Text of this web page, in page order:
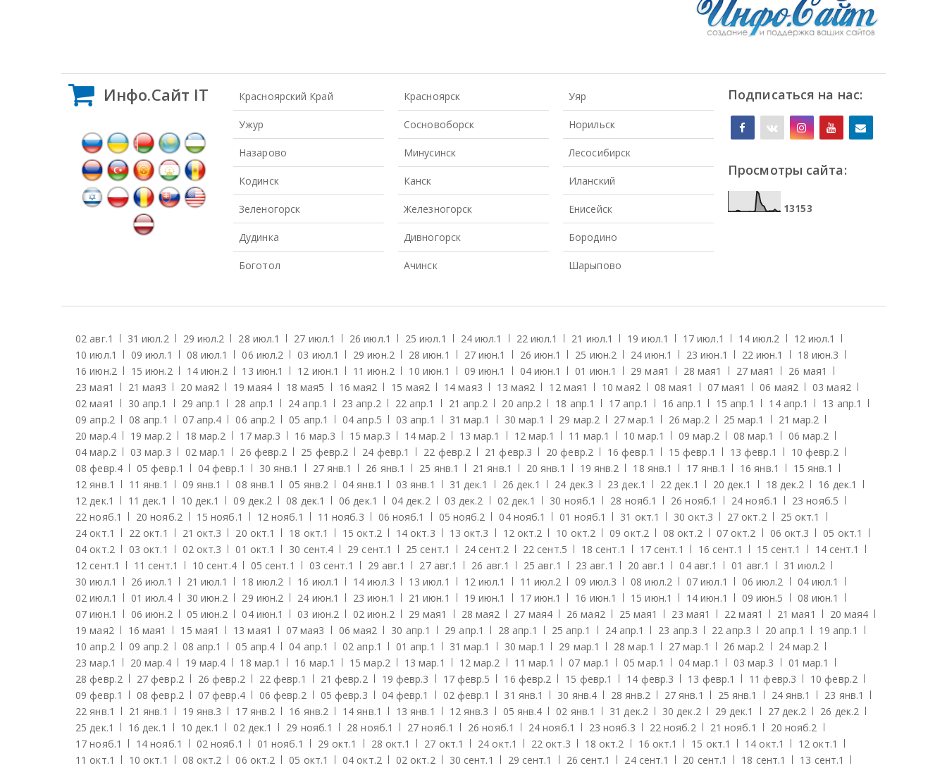
Инфо.Сайт IT Красноярский Край
Ужур
Назарово
Кодинск
Зеленогорск
Дудинка
Боготол
Красноярск
Сосновоборск
Минусинск
Канск
Железногорск
Дивногорск
Ачинск
Уяр
Норильск
Лесосибирск
Иланский
Енисейск
Бородино
Шарыпово
Подписаться на нас:
Просмотры сайта:
13153
02 авг.1 31 июл.2 29 июл.2 28 июл.1 27 июл.1 26 июл.1 25 июл.1 24 июл.1 22 июл.1 21 июл.1 19 июл.1 17 июл.1 14 июл.2 12 июл.1
10 июл.1 09 июл.1 08 июл.1 06 июл.2 03 июл.1 29 июн.2 28 июн.1 27 июн.1 26 июн.1 25 июн.2 24 июн.1 23 июн.1 22 июн.1 18 июн.3
16 июн.2 15 июн.2 14 июн.2 13 июн.1 12 июн.1 11 июн.2 10 июн.1 09 июн.1 04 июн.1 01 июн.1 29 мая1 28 мая1 27 мая1 26 мая1
23 мая1 21 мая3 20 мая2 19 мая4 18 мая5 16 мая2 15 мая2 14 мая3 13 мая2 12 мая1 10 мая2 08 мая1 07 мая1 06 мая2 03 мая2
02 мая1 30 апр.1 29 апр.1 28 апр.1 24 апр.1 23 апр.2 22 апр.1 21 апр.2 20 апр.2 18 апр.1 17 апр.1 16 апр.1 15 апр.1 14 апр.1 13 апр.1
09 апр.2 08 апр.1 07 апр.4 06 апр.2 05 апр.1 04 апр.5 03 апр.1 31 мар.1 30 мар.1 29 мар.2 27 мар.1 26 мар.2 25 мар.1 21 мар.2
20 мар.4 19 мар.2 18 мар.2 17 мар.3 16 мар.3 15 мар.3 14 мар.2 13 мар.1 12 мар.1 11 мар.1 10 мар.1 09 мар.2 08 мар.1 06 мар.2
04 мар.2 03 мар.3 02 мар.1 26 февр.2 25 февр.2 24 февр.1 22 февр.2 21 февр.3 20 февр.2 16 февр.1 15 февр.1 13 февр.1 10 февр.2
08 февр.4 05 февр.1 04 февр.1 30 янв.1 27 янв.1 26 янв.1 25 янв.1 21 янв.1 20 янв.1 19 янв.2 18 янв.1 17 янв.1 16 янв.1 15 янв.1
12 янв.1 11 янв.1 09 янв.1 08 янв.1 05 янв.2 04 янв.1 03 янв.1 31 дек.1 26 дек.1 24 дек.3 23 дек.1 22 дек.1 20 дек.1 18 дек.2 16 дек.1
12 дек.1 11 дек.1 10 дек.1 09 дек.2 08 дек.1 06 дек.1 04 дек.2 03 дек.2 02 дек.1 30 нояб.1 28 нояб.1 26 нояб.1 24 нояб.1 23 нояб.5
22 нояб.1 20 нояб.2 15 нояб.1 12 нояб.1 11 нояб.3 06 нояб.1 05 нояб.2 04 нояб.1 01 нояб.1 31 окт.1 30 окт.3 27 окт.2 25 окт.1
24 окт.1 22 окт.1 21 окт.3 20 окт.1 18 окт.1 15 окт.2 14 окт.3 13 окт.3 12 окт.2 10 окт.2 09 окт.2 08 окт.2 07 окт.2 06 окт.3 05 окт.1
04 окт.2 03 окт.1 02 окт.3 01 окт.1 30 сент.4 29 сент.1 25 сент.1 24 сент.2 22 сент.5 18 сент.1 17 сент.1 16 сент.1 15 сент.1 14 сент.1
12 сент.1 11 сент.1 10 сент.4 05 сент.1 03 сент.1 29 авг.1 27 авг.1 26 авг.1 25 авг.1 23 авг.1 20 авг.1 04 авг.1 01 авг.1 31 июл.2
30 июл.1 26 июл.1 21 июл.1 18 июл.2 16 июл.1 14 июл.3 13 июл.1 12 июл.1 11 июл.2 09 июл.3 08 июл.2 07 июл.1 06 июл.2 04 июл.1
02 июл.1 01 июл.4 30 июн.2 29 июн.2 24 июн.1 23 июн.1 21 июн.1 19 июн.1 17 июн.1 16 июн.1 15 июн.1 14 июн.1 09 июн.5 08 июн.1
07 июн.1 06 июн.2 05 июн.2 04 июн.1 03 июн.2 02 июн.2 29 мая1 28 мая2 27 мая4 26 мая2 25 мая1 23 мая1 22 мая1 21 мая1 20 мая4
19 мая2 16 мая1 15 мая1 13 мая1 07 мая3 06 мая2 30 апр.1 29 апр.1 28 апр.1 25 апр.1 24 апр.1 23 апр.3 22 апр.3 20 апр.1 19 апр.1
10 апр.2 09 апр.2 08 апр.1 05 апр.4 04 апр.1 02 апр.1 01 апр.1 31 мар.1 30 мар.1 29 мар.1 28 мар.1 27 мар.1 26 мар.2 24 мар.2
23 мар.1 20 мар.4 19 мар.4 18 мар.1 16 мар.1 15 мар.2 13 мар.1 12 мар.2 11 мар.1 07 мар.1 05 мар.1 04 мар.1 03 мар.3 01 мар.1
28 февр.2 27 февр.2 26 февр.2 22 февр.1 21 февр.2 19 февр.3 17 февр.5 16 февр.2 15 февр.1 14 февр.3 13 февр.1 11 февр.3 10 февр.2
09 февр.1 08 февр.2 07 февр.4 06 февр.2 05 февр.3 04 февр.1 02 февр.1 31 янв.1 30 янв.4 28 янв.2 27 янв.1 25 янв.1 24 янв.1 23 янв.1
22 янв.1 21 янв.1 19 янв.3 17 янв.2 16 янв.2 14 янв.1 13 янв.1 12 янв.3 05 янв.4 02 янв.1 31 дек.2 30 дек.2 29 дек.1 27 дек.2 26 дек.2
25 дек.1 16 дек.1 10 дек.1 02 дек.1 29 нояб.1 28 нояб.1 27 нояб.1 26 нояб.1 24 нояб.1 23 нояб.3 22 нояб.2 21 нояб.1 20 нояб.2
17 нояб.1 14 нояб.1 02 нояб.1 01 нояб.1 29 окт.1 28 окт.1 27 окт.1 24 окт.1 22 окт.3 18 окт.2 16 окт.1 15 окт.1 14 окт.1 12 окт.1
11 окт.1 10 окт.1 08 окт.2 06 окт.2 05 окт.1 04 окт.2 02 окт.2 30 сент.1 29 сент.1 26 сент.1 24 сент.1 20 сент.1 18 сент.1 13 сент.1